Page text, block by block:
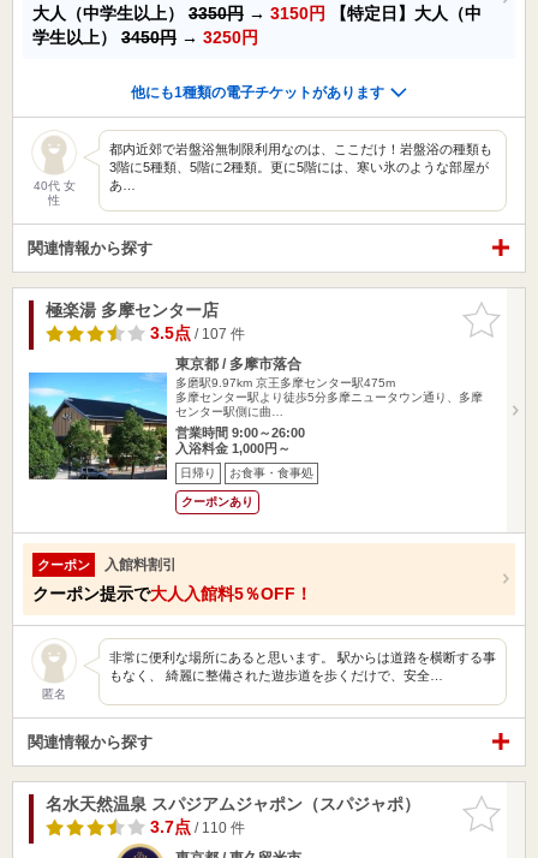
大人（中学生以上） 3350円 → 3150円
【特定日】大人（中
学生以上） 3450円 → 3250円
他にも1種類の電子チケットがあります
40代 女
性
都内近郊で岩盤浴無制限利用なのは、ここだけ！岩盤浴の種類も
3階に5種類、5階に2種類。更に5階には、寒い氷のような部屋が
あ…
関連情報から探す
お気に入
りに追加
極楽湯 多摩センター店
3.5点/ 107 件
東京都 / 多摩市落合
多磨駅9.97km 京王多摩センター駅475m
多摩センター駅より徒歩5分多摩ニュータウン通り、多摩
センター駅側に曲…
営業時間 9:00～26:00
入浴料金 1,000円～
日帰り お食事・食事処
クーポンあり
クーポン 入館料割引
クーポン提示で大人入館料5％OFF！
匿名
非常に便利な場所にあると思います。 駅からは道路を横断する事
もなく、 綺麗に整備された遊歩道を歩くだけで、安全…
関連情報から探す
お気に入
りに追加
名水天然温泉 スパジアムジャポン（スパジャポ）
3.7点/ 110 件